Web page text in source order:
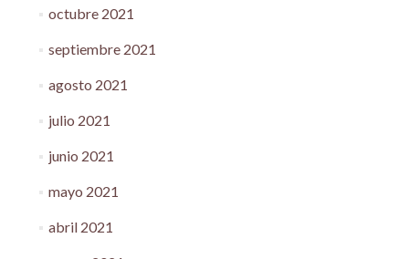
octubre 2021
septiembre 2021
agosto 2021
julio 2021
junio 2021
mayo 2021
abril 2021